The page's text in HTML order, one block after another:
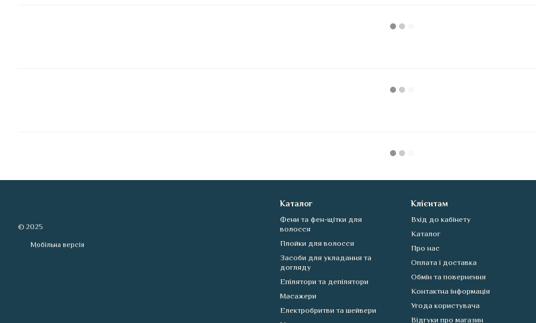
© 2025
Мобільна версія
Каталог
Фени та фен-щітки для
волосся
Плойки для волосся
Засоби для укладання та
догляду
Епілятори та депілятори
Масажери
Електробритви та шейвери
Клієнтам
Вхід до кабінету
Каталог
Про нас
Оплата і доставка
Обмін та повернення
Контактна інформація
Угода користувача
Відгуки про магазин